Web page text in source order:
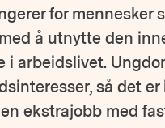
for mennesker
å utnytte den
i arbeidslivet.
så det er
ekstrajobb med